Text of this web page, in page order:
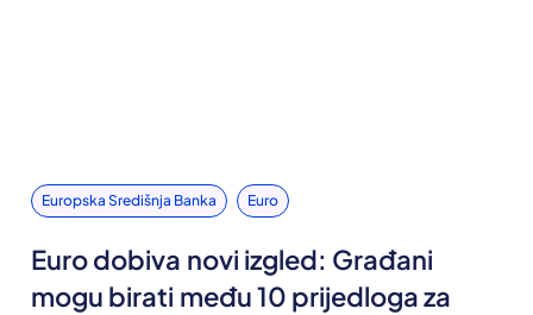
Europska Središnja Banka Euro
Euro dobiva novi izgled: Građani
mogu birati među 10 prijedloga za